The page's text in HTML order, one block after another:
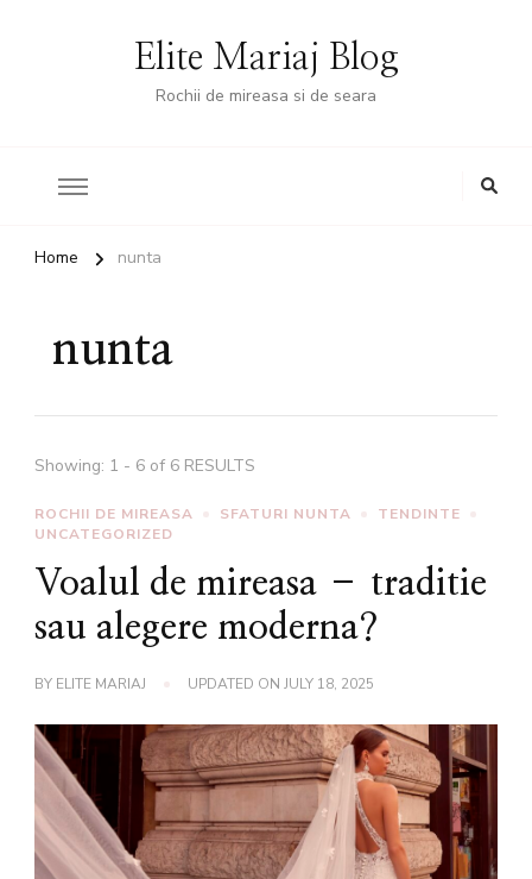
Elite Mariaj Blog
Rochii de mireasa si de seara
Home nunta
nunta
Showing: 1 - 6 of 6 RESULTS
ROCHII DE MIREASA SFATURI NUNTA
TENDINTE
UNCATEGORIZED
Voalul de mireasa – traditie
sau alegere moderna?
BY ELITE MARIAJ UPDATED ON JULY 18, 2025